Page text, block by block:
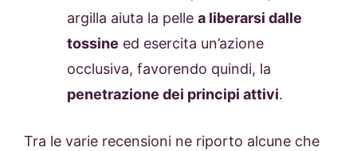
argilla aiuta la pelle a liberarsi dalle
tossine ed esercita un’azione
occlusiva, favorendo quindi, la
penetrazione dei principi attivi.
Tra le varie recensioni ne riporto alcune che